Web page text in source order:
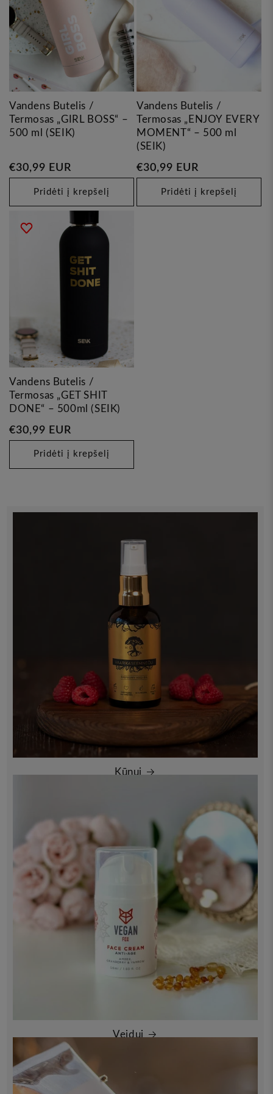
Vandens Butelis /
Termosas „GIRL BOSS“ –
500 ml (SEIK)
Įprasta
kaina
€30,99 EUR
Pridėti į krepšelį
Vandens Butelis /
Termosas „ENJOY EVERY
MOMENT“ – 500 ml
(SEIK)
Įprasta
kaina
€30,99 EUR
Pridėti į krepšelį
Vandens Butelis /
Termosas „GET SHIT
DONE“ – 500ml (SEIK)
Įprasta
kaina
€30,99 EUR
Pridėti į krepšelį
Kūnui
Veidui